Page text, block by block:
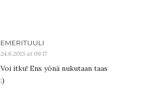
EMERITUULI
24.6.2013 at 09:17
Voi itku! Ens yönä nukutaan taas
:)